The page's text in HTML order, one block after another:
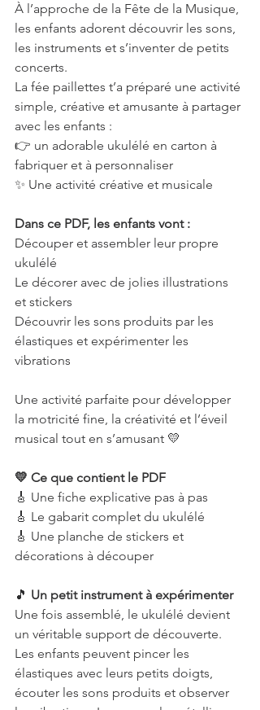
À l’approche de la Fête de la Musique,
les enfants adorent découvrir les sons,
les instruments et s’inventer de petits
concerts.
La fée paillettes t’a préparé une activité
simple, créative et amusante à partager
avec les enfants :
👉 un adorable ukulélé en carton à
fabriquer et à personnaliser
✨ Une activité créative et musicale
Dans ce PDF, les enfants vont :
Découper et assembler leur propre
ukulélé
Le décorer avec de jolies illustrations
et stickers
Découvrir les sons produits par les
élastiques et expérimenter les
vibrations
Une activité parfaite pour développer
la motricité fine, la créativité et l’éveil
musical tout en s’amusant 💛
💛 Ce que contient le PDF
🎸 Une fiche explicative pas à pas
🎸 Le gabarit complet du ukulélé
🎸 Une planche de stickers et
décorations à découper
🎵 Un petit instrument à expérimenter
Une fois assemblé, le ukulélé devient
un véritable support de découverte.
Les enfants peuvent pincer les
élastiques avec leurs petits doigts,
écouter les sons produits et observer